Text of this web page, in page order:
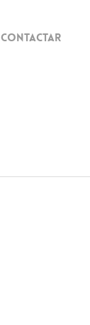
Contactar